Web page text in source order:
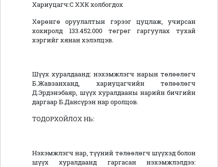
Хариуцагч:С ХХК холбогдох
Хөрөнгө оруулалтын гэрээг цуцлаж, учирсан
хохиролд 133.452.000 төгрөг гаргуулах тухай
хэргийг хянан хэлэлцэв.
Шүүх хуралдаанд: нэхэмжлэгч нарын төлөөлөгч
Б.Жавзанханд, хариуцагчийн төлөөлөгч
Д.Эрдэнэбаяр, шүүх хуралдааны нарийн бичгийн
даргаар Б.Дансүрэн нар оролцов.
ТОДОРХОЙЛОХ НЬ:
Нэхэмжлэгч нар, түүний төлөөлөгч шүүхэд болон
шүүх хуралдаанд гаргасан нэхэмжлэлдээ: